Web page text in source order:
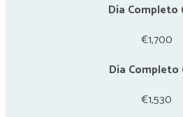
Día Completo
€1,700
Día Completo
€1,530